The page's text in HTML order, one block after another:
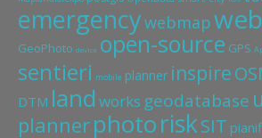
emergencywebmap
GeoPhoto device open-source GPS
sentieri mobile planner inspire
DTM land works geodatabase
plannerphotoriskSIT